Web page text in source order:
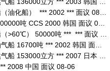
2008 中国 面议 08-06